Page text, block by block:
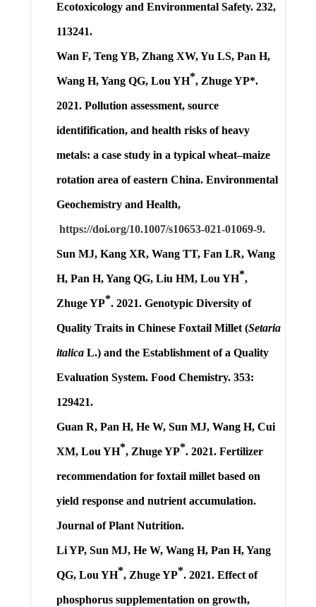
Ecotoxicology and Environmental Safety. 232,
113241.
Wan F, Teng YB, Zhang XW, Yu LS, Pan H,
Wang H, Yang QG, Lou YH*, Zhuge YP*.
2021. Pollution assessment, source
identifification, and health risks of heavy
metals: a case study in a typical wheat–maize
rotation area of eastern China. Environmental
Geochemistry and Health,
https://doi.org/10.1007/s10653-021-01069-9.
Sun MJ, Kang XR, Wang TT, Fan LR, Wang
H, Pan H, Yang QG, Liu HM, Lou YH*,
Zhuge YP*. 2021. Genotypic Diversity of
Quality Traits in Chinese Foxtail Millet (Setaria
italica L.) and the Establishment of a Quality
Evaluation System. Food Chemistry.353:
129421.
Guan R, Pan H, He W, Sun MJ, Wang H, Cui
XM, Lou YH*, Zhuge YP*. 2021. Fertilizer
recommendation for foxtail millet based on
yield response and nutrient accumulation.
Journal of Plant Nutrition.
Li YP, Sun MJ, He W, Wang H, Pan H, Yang
QG, Lou YH*, Zhuge YP*. 2021. Effect of
phosphorus supplementation on growth,